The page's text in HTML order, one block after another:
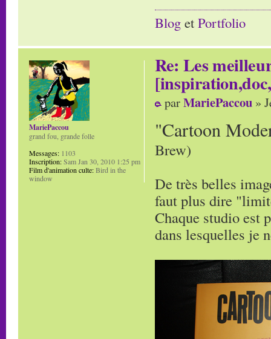
Blog et Portfolio
Re: Les
parMariePaccou »
"Cartoon
Brew)
De très belles
faut plus dire
Chaque studio est
dans lesquelles je
MariePaccou
grand fou, grande folle
Messages: 1103
Inscription:Sam Jan 30, 2010 1:25 pm
Film d'animation culte:Bird in the
window